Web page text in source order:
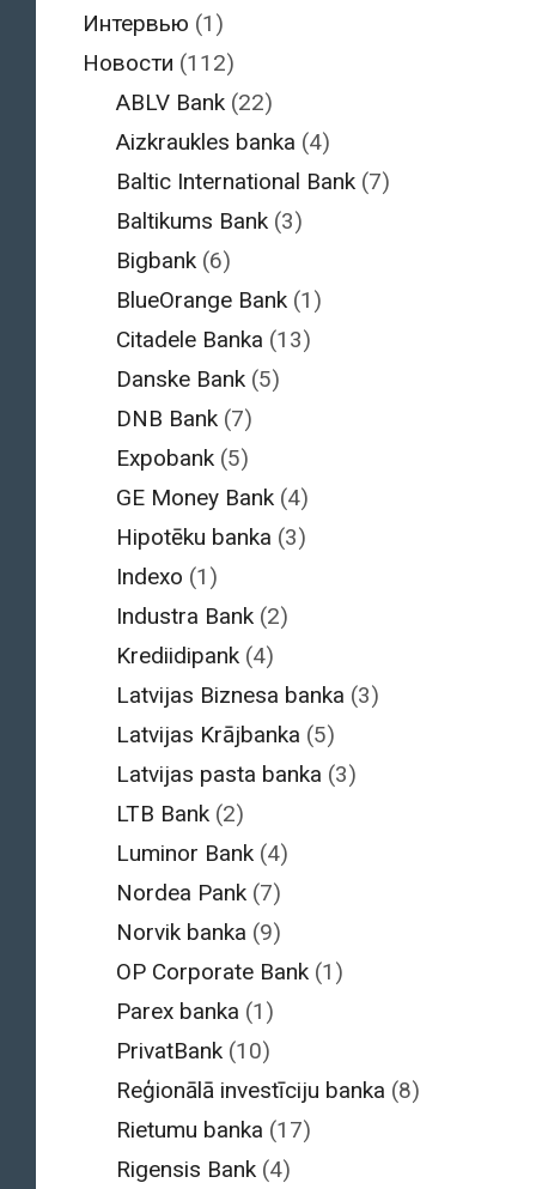
Интервью (1)
Новости (112)
ABLV Bank (22)
Aizkraukles banka (4)
Baltic International Bank (7)
Baltikums Bank (3)
Bigbank (6)
BlueOrange Bank (1)
Citadele Banka (13)
Danske Bank (5)
DNB Bank (7)
Expobank (5)
GE Money Bank (4)
Hipotēku banka (3)
Indexo (1)
Industra Bank (2)
Krediidipank (4)
Latvijas Biznesa banka (3)
Latvijas Krājbanka (5)
Latvijas pasta banka (3)
LTB Bank (2)
Luminor Bank (4)
Nordea Pank (7)
Norvik banka (9)
OP Corporate Bank (1)
Parex banka (1)
PrivatBank (10)
Reģionālā investīciju banka (8)
Rietumu banka (17)
Rigensis Bank (4)